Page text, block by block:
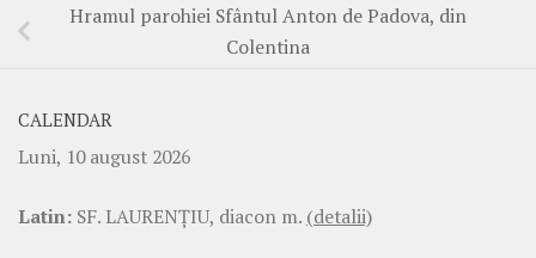
Hramul parohiei Sfântul Anton de Padova, din
Colentina
CALENDAR
Luni, 10 august 2026
Latin: SF. LAURENŢIU, diacon m. (detalii)